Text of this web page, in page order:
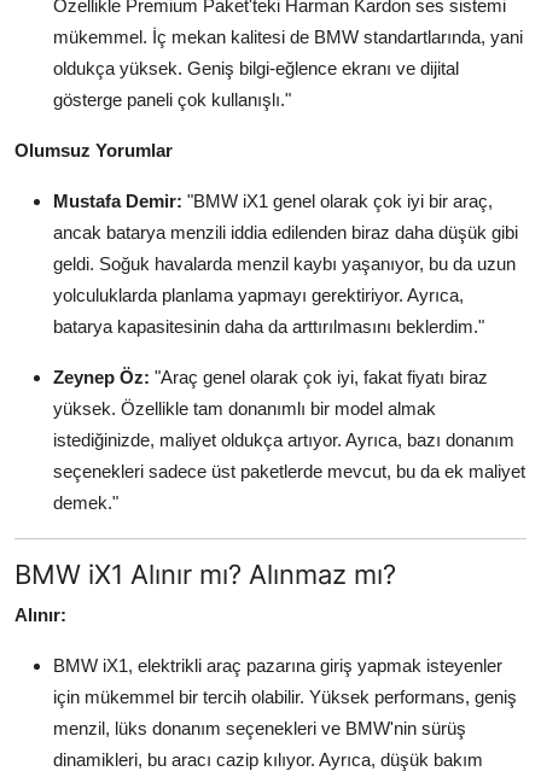
Özellikle Premium Paket'teki Harman Kardon ses sistemi
mükemmel. İç mekan kalitesi de BMW standartlarında, yani
oldukça yüksek. Geniş bilgi-eğlence ekranı ve dijital
gösterge paneli çok kullanışlı."
Olumsuz Yorumlar
Mustafa Demir: "BMW iX1 genel olarak çok iyi bir araç,
ancak batarya menzili iddia edilenden biraz daha düşük gibi
geldi. Soğuk havalarda menzil kaybı yaşanıyor, bu da uzun
yolculuklarda planlama yapmayı gerektiriyor. Ayrıca,
batarya kapasitesinin daha da arttırılmasını beklerdim."
Zeynep Öz: "Araç genel olarak çok iyi, fakat fiyatı biraz
yüksek. Özellikle tam donanımlı bir model almak
istediğinizde, maliyet oldukça artıyor. Ayrıca, bazı donanım
seçenekleri sadece üst paketlerde mevcut, bu da ek maliyet
demek."
BMW iX1 Alınır mı? Alınmaz mı?
Alınır:
BMW iX1, elektrikli araç pazarına giriş yapmak isteyenler
için mükemmel bir tercih olabilir. Yüksek performans, geniş
menzil, lüks donanım seçenekleri ve BMW'nin sürüş
dinamikleri, bu aracı cazip kılıyor. Ayrıca, düşük bakım